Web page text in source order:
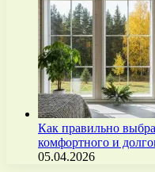
Как правильно
комфортного и
05.04.2026